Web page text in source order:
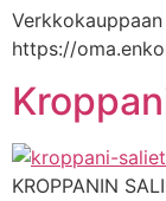
https://
KROPPANIN